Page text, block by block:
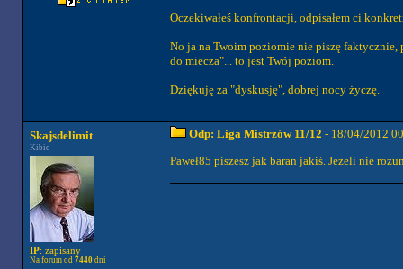
Oczekiwałeś konfrontacji, odpisałem ci
No ja na Twoim poziomie nie piszę
do miecza"... to jest Twój poziom.
Dziękuję za "dyskusję", dobrej nocy życzę.
Skajsdelimit
Kibic
IP: zapisany
Na forum od 7440dni
Odp: Liga Mistrzów 11/12 - 18/04/2012
Paweł85 piszesz jak baran jakiś. Jezeli nie